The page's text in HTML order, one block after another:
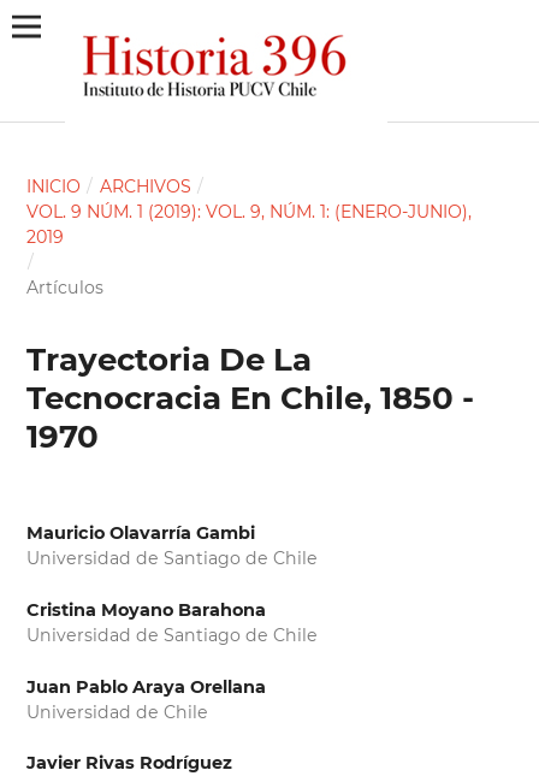
INICIO / ARCHIVOS /
VOL. 9 NÚM. 1 (2019): VOL. 9, NÚM. 1: (ENERO-JUNIO),
2019
/
Artículos
Trayectoria De La
Tecnocracia En Chile, 1850 -
1970
Mauricio Olavarría Gambi
Universidad de Santiago de Chile
Cristina Moyano Barahona
Universidad de Santiago de Chile
Juan Pablo Araya Orellana
Universidad de Chile
Javier Rivas Rodríguez